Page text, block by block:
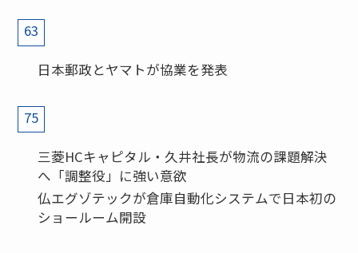
63
日本郵政とヤマトが協業を発表
75
三菱HCキャピタル・久井社長が物流の課題解決
へ「調整役」に強い意欲
仏エグゾテックが倉庫自動化システムで日本初の
ショールーム開設